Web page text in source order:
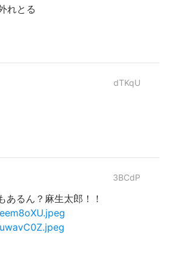
れとる
dTKqU
3BCdP
あるん？麻生太郎！！